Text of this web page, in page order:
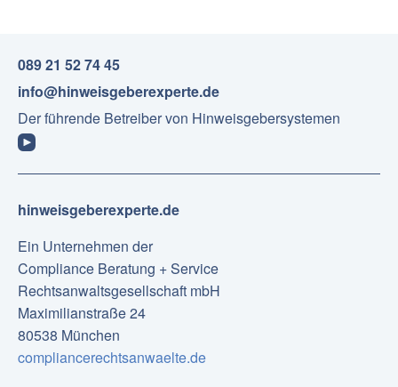
089 21 52 74 45
info@hinweisgeberexperte.de
Der führende Betreiber von Hinweisgebersystemen
hinweisgeberexperte.de
Ein Unternehmen der
Compliance Beratung + Service
Rechtsanwaltsgesellschaft mbH
Maximilianstraße 24
80538 München
compliancerechtsanwaelte.de